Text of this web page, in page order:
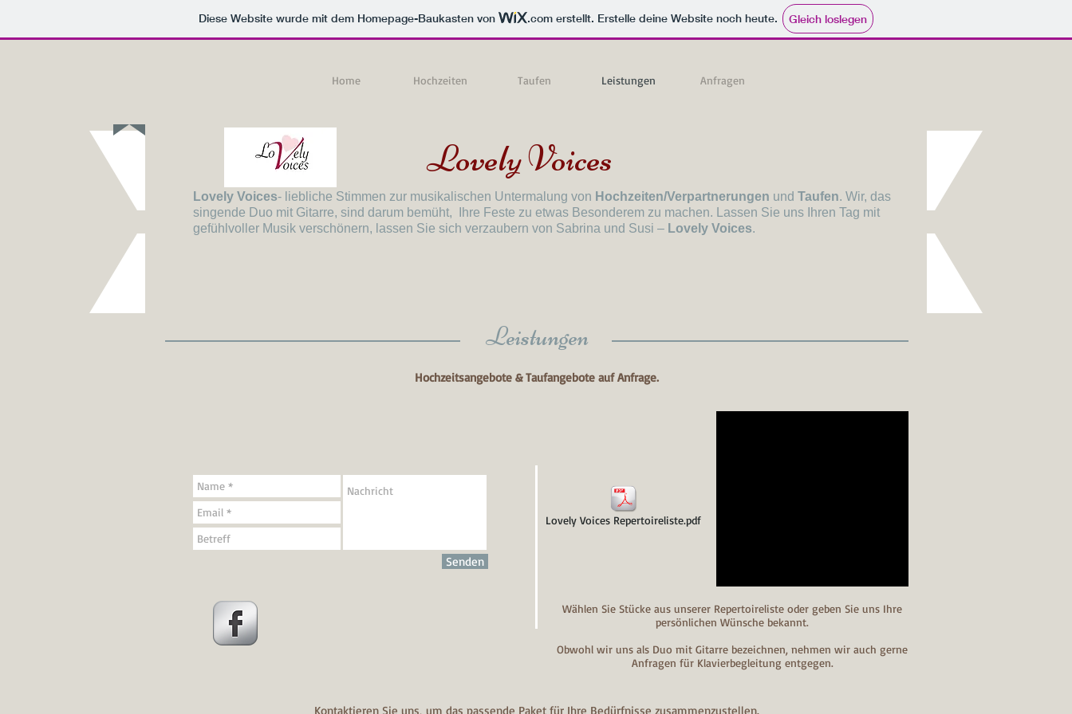
Diese Website wurde mit dem Homepage-Baukasten von .com erstellt. Erstelle deine Website noch heute. Gleich loslegen
Home Hochzeiten Taufen Leistungen Anfragen
Lovely Voices
Lovely Voices- liebliche Stimmen zur musikalischen Untermalung von Hochzeiten/Verpartnerungen und Taufen. Wir, das
singende Duo mit Gitarre, sind darum bemüht, Ihre Feste zu etwas Besonderem zu machen. Lassen Sie uns Ihren Tag mit
gefühlvoller Musik verschönern, lassen Sie sich verzaubern von Sabrina und Susi – Lovely Voices.
Leistungen
Wählen Sie Stücke aus unserer Repertoireliste oder geben Sie uns Ihre
persönlichen Wünsche bekannt.
Obwohl wir uns als Duo mit Gitarre bezeichnen, nehmen wir auch gerne
Anfragen für Klavierbegleitung entgegen.
Hochzeitsangebote & Taufangebote auf Anfrage.
Lovely Voices Repertoireliste.pdf
Kontaktieren Sie uns, um das passende Paket für Ihre Bedürfnisse zusammenzustellen.
Senden